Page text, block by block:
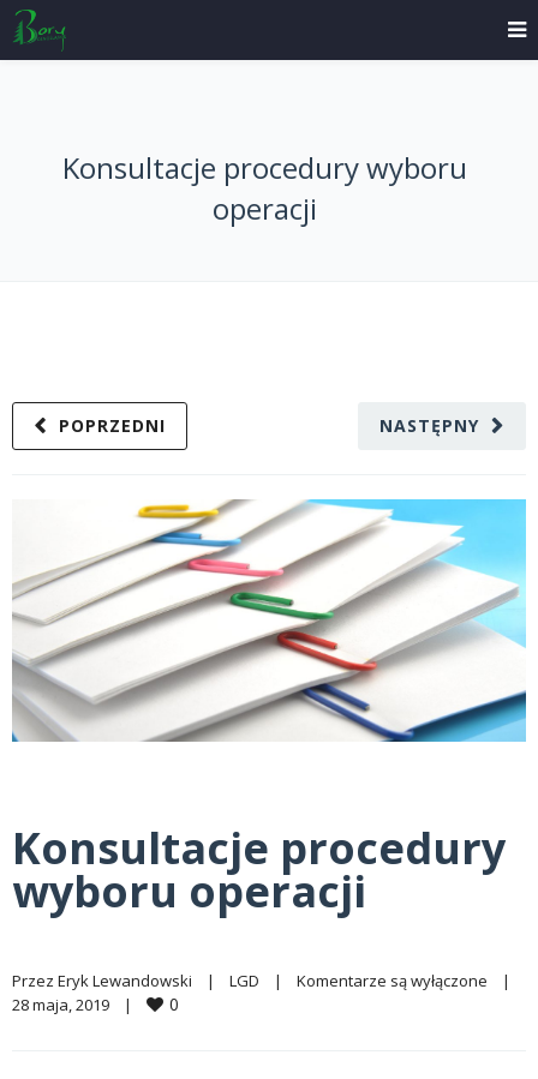
Konsultacje procedury wyboru
operacji
NASTĘPNY
POPRZEDNI
Konsultacje procedury
wyboru operacji
Przez Eryk Lewandowski | LGD | Komentarze są wyłączone
|
28 maja, 2019
| 0